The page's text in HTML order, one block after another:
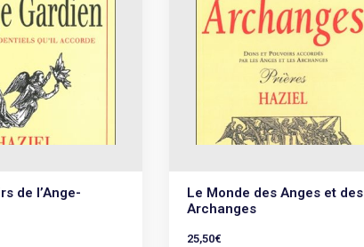
de l’Ange-
Le Monde des Anges et des
Archanges
25,50€